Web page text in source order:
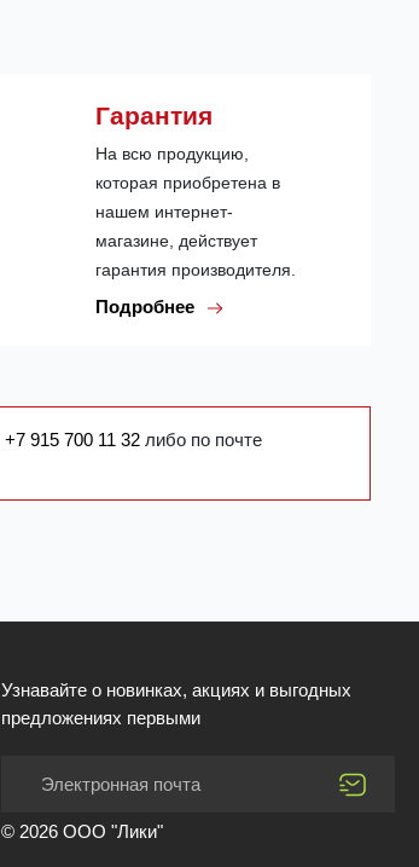
Гарантия
На всю продукцию,
которая приобретена в
нашем интернет-
магазине, действует
гарантия производителя.
Подробнее
+7 915 700 11 32 либо по почте
Узнавайте о новинках, акциях и выгодных
предложениях первыми
© 2026 ООО "Лики"